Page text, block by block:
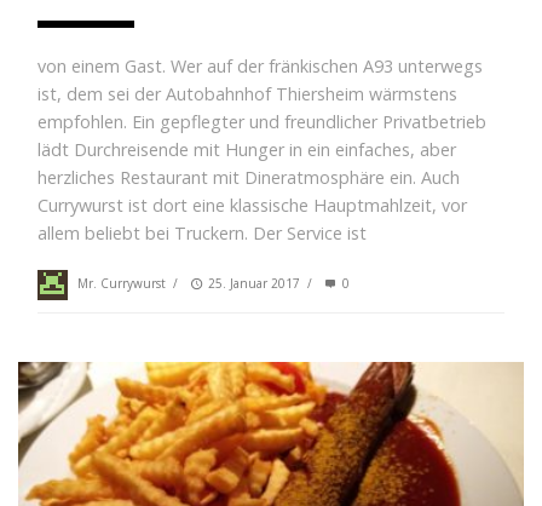
von einem Gast. Wer auf der fränkischen A93 unterwegs
ist, dem sei der Autobahnhof Thiersheim wärmstens
empfohlen. Ein gepflegter und freundlicher Privatbetrieb
lädt Durchreisende mit Hunger in ein einfaches, aber
herzliches Restaurant mit Dineratmosphäre ein. Auch
Currywurst ist dort eine klassische Hauptmahlzeit, vor
allem beliebt bei Truckern. Der Service ist
Mr. Currywurst / 25. Januar 2017 / 0